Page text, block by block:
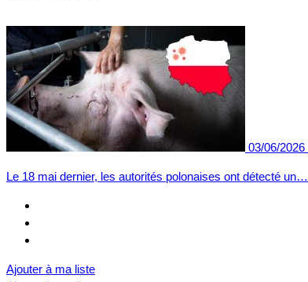
03/06/2026
Le 18 mai dernier, les autorités polonaises ont détecté un…
Ajouter à ma liste